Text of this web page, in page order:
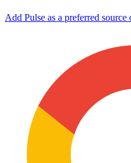
Add Pulse as a preferred source